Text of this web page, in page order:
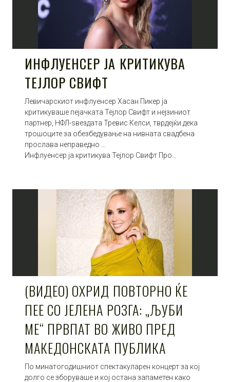
ИНФЛУЕНСЕР ЈА КРИТИКУВА
ТЕЈЛОР СВИФТ
Левичарскиот инфлуенсер Хасан Пикер ја
критикуваше пејачката Тејлор Свифт и нејзиниот
партнер, НФЛ-ѕвездата Тревис Келси, тврдејќи дека
трошоците за обезбедување на нивната свадбена
прослава неправедно …
Инфлуенсер ја критикува Тејлор Свифт Про…
(ВИДЕО) ОХРИД ПОВТОРНО ЌЕ
ПЕЕ СО ЈЕЛЕНА РОЗГА: „ЉУБИ
МЕ“ ПРВПАТ ВО ЖИВО ПРЕД
МАКЕДОНСКАТА ПУБЛИКА
По минатогодишниот спектакуларен концерт за кој
долго се зборуваше и кој остана запаметен како